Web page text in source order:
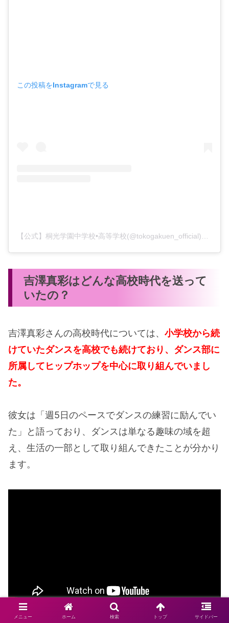
この投稿をInstagramで見る
吉澤真彩はどんな高校時代を送って
いたの？
吉澤真彩さんの高校時代については、 小学校から続
けていたダンスを高校でも続けており、ダンス部に
所属してヒップホップを中心に取り組んでいまし
た。
彼女は「週5日のペースでダンスの練習に励んでい
た」と語っており、ダンスは単なる趣味の域を超
え、生活の一部として取り組んできたことが分かり
ます。
メニュー ホーム 検索 トップ サイドバー